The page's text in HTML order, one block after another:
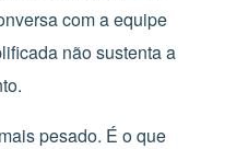
com a equipe
não sustenta a
pesado. É o que